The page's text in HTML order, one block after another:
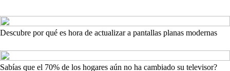
Descubre por qué es hora de actualizar a pantallas planas modernas
Sabías que el 70% de los hogares aún no ha cambiado su televisor?